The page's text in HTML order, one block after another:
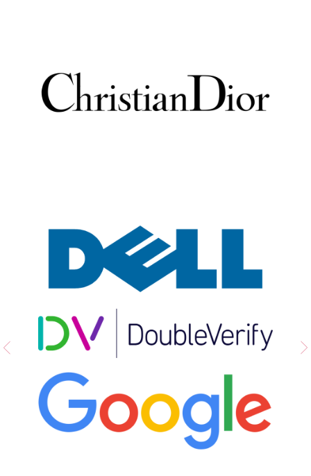
Remplissez le formulaire, nous vous
conseillerons sur la conception ou la décision
à prendre
FORMULAIRE DE DEMANDE
Etre rappelé
contacts, nous vous rappellerons
RAPPELEZ-MOI!
Appelez-nous pour les commandes urgentes
pendant les heures de bureau
APPELEZ MAINTENANT!
WhatsApp